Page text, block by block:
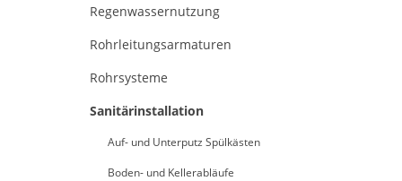
Regenwassernutzung
Rohrleitungsarmaturen
Rohrsysteme
Sanitärinstallation
Auf- und Unterputz Spülkästen
Boden- und Kellerabläufe